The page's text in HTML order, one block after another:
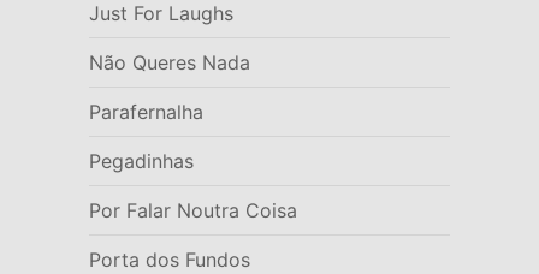
Just For Laughs
Não Queres Nada
Parafernalha
Pegadinhas
Por Falar Noutra Coisa
Porta dos Fundos